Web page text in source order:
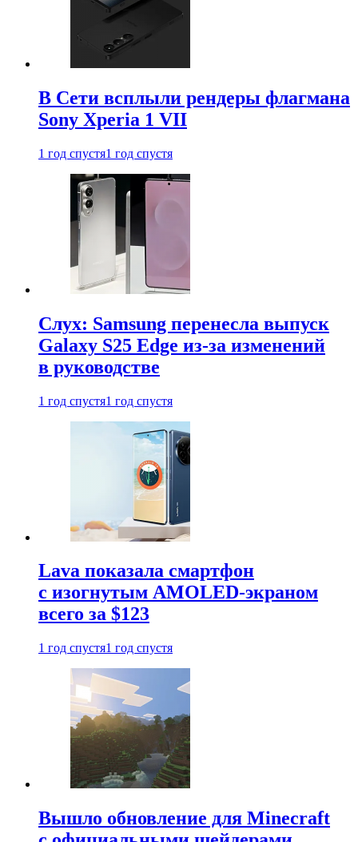
В Сети всплыли рендеры флагмана
Sony Xperia 1 VII
1 год спустя1 год спустя
Слух: Samsung перенесла выпуск
Galaxy S25 Edge из-за изменений
в руководстве
1 год спустя1 год спустя
Lava показала смартфон
с изогнутым AMOLED-экраном
всего за $123
1 год спустя1 год спустя
Вышло обновление для Minecraft